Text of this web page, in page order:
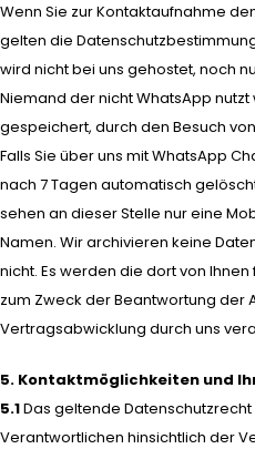
Wenn Sie zur Kontaktaufnahme
gelten die
wird nicht bei uns gehostet, noch
Niemand der nicht WhatsApp
gespeichert, durch den Besuch
Falls Sie über uns mit WhatsApp
nach 7 Tagen automatisch
sehen an dieser Stelle nur eine
Namen. Wir archivieren keine
nicht. Es werden die dort von
zum Zweck der Beantwortung der
Vertragsabwicklung durch uns
5. Kontaktmöglichkeiten und
5.1Das geltende
Verantwortlichen hinsichtlich der